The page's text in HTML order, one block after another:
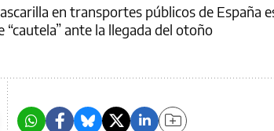
en transportes públicos de España
ante la llegada del otoño